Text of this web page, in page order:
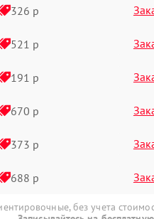
326 р
521 р
191 р
670 р
373 р
688 р
без учета